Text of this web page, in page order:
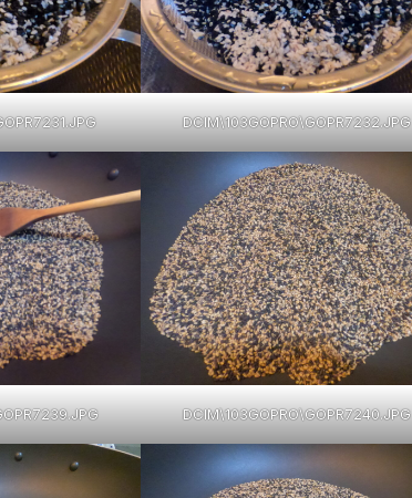
DCIM\103GOPRO\GOPR7232.JPG
DCIM\103GOPRO\GOPR7240.JPG